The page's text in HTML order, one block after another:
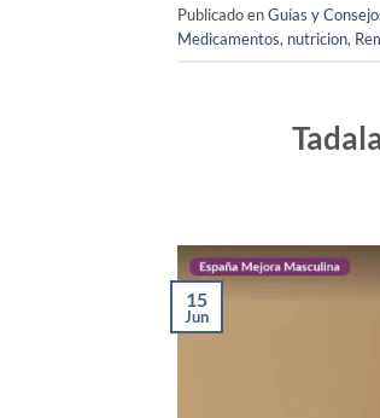
Publicado enGuías y
Medicamentos, nutricion,
15
Jun